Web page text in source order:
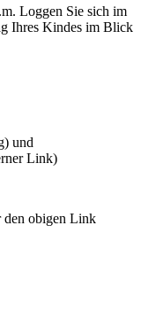
Loggen Sie sich im
Ihres Kindes im Blick
und
Link)
den obigen Link